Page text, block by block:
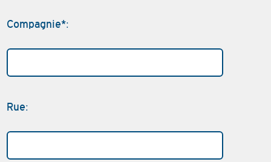
Compagnie*:
Rue: